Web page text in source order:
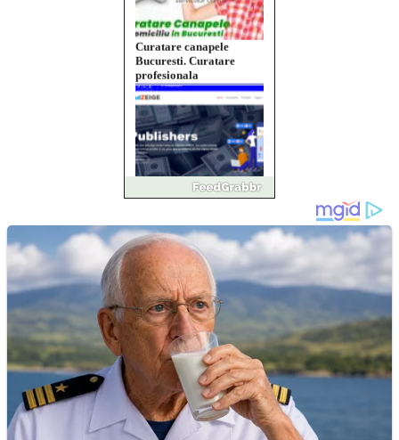
Website de tip Adsense cu
domeniu adzeige.ro
Vând sticlă cu vin din
Chardonnay
Împrumut si investitii